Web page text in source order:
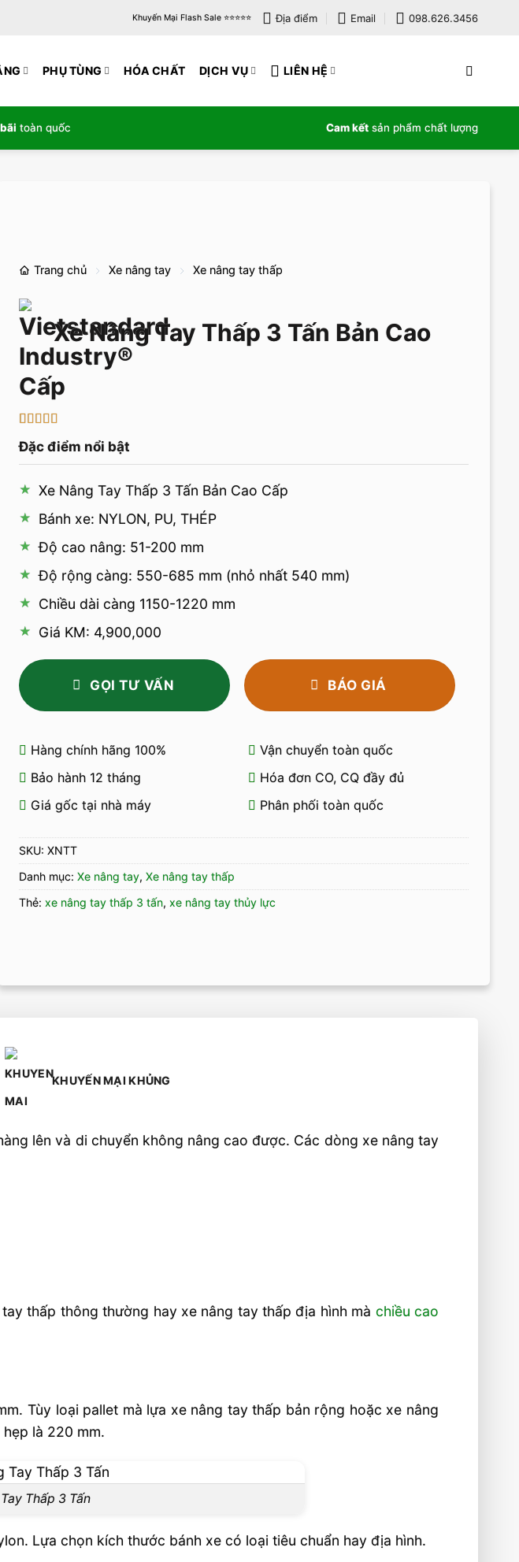
Khuyến Mại Flash Sale ⭐️⭐️⭐️⭐️⭐️ Địa điểm Email 098.626.3456
PHỤ TÙNG HÓA CHẤT DỊCH VỤ LIÊN HỆ
toàn quốc Cam kết sản phẩm chất lượng
Trang chủ Xe nâng tay Xe nâng tay thấp
Xe Nâng Tay Thấp 3 Tấn Bản Cao
Cấp
trên 5 dựa
trênđánh
giá
Đặc điểm nổi bật
Xe Nâng Tay Thấp 3 Tấn Bản Cao Cấp
Bánh xe: NYLON, PU, THÉP
Độ cao nâng: 51-200 mm
Độ rộng càng: 550-685 mm (nhỏ nhất 540 mm)
Chiều dài càng 1150-1220 mm
Giá KM: 4,900,000
GỌI TƯ VẤN BÁO GIÁ
Hàng chính hãng 100%
Vận chuyển toàn quốc
Bảo hành 12 tháng
Hóa đơn CO, CQ đầy đủ
Giá gốc tại nhà máy
Phân phối toàn quốc
SKU: XNTT
Danh mục: Xe nâng tay, Xe nâng tay thấp
Thẻ: xe nâng tay thấp 3 tấn, xe nâng tay thủy lực
KHUYẾN MẠI KHỦNG
lên và di chuyển không nâng cao được. Các dòng xe nâng tay
thấp thông thường hay xe nâng tay thấp địa hình mà chiều cao
Tùy loại pallet mà lựa xe nâng tay thấp bản rộng hoặc xe nâng
là 220 mm.
Thấp 3 Tấn
Lựa chọn kích thước bánh xe có loại tiêu chuẩn hay địa hình.